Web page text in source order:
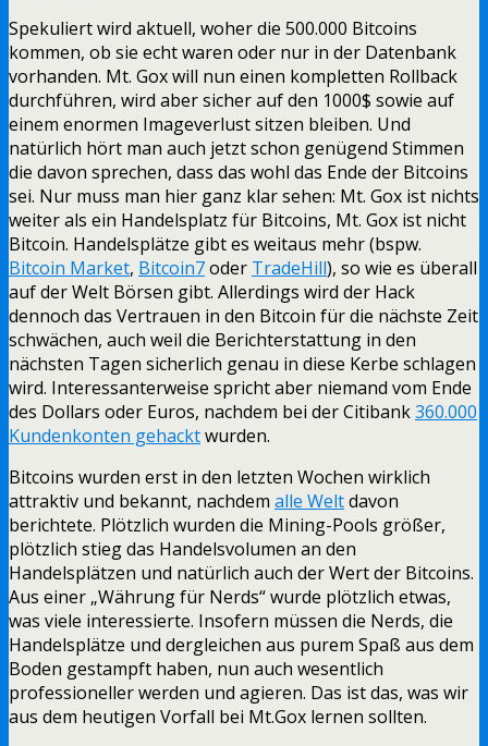
Spekuliert wird aktuell, woher die 500.000 Bitcoins
kommen, ob sie echt waren oder nur in der Datenbank
vorhanden. Mt. Gox will nun einen kompletten Rollback
durchführen, wird aber sicher auf den 1000$ sowie auf
einem enormen Imageverlust sitzen bleiben. Und
natürlich hört man auch jetzt schon genügend Stimmen
die davon sprechen, dass das wohl das Ende der Bitcoins
sei. Nur muss man hier ganz klar sehen: Mt. Gox ist nichts
weiter als ein Handelsplatz für Bitcoins, Mt. Gox ist nicht
Bitcoin. Handelsplätze gibt es weitaus mehr (bspw.
Bitcoin Market, Bitcoin7oder TradeHill), so wie es überall
auf der Welt Börsen gibt. Allerdings wird der Hack
dennoch das Vertrauen in den Bitcoin für die nächste Zeit
schwächen, auch weil die Berichterstattung in den
nächsten Tagen sicherlich genau in diese Kerbe schlagen
wird. Interessanterweise spricht aber niemand vom Ende
des Dollars oder Euros, nachdem bei der Citibank360.000
Kundenkonten gehacktwurden.
Bitcoins wurden erst in den letzten Wochen wirklich
attraktiv und bekannt, nachdem alle Weltdavon
berichtete. Plötzlich wurden die Mining-Pools größer,
plötzlich stieg das Handelsvolumen an den
Handelsplätzen und natürlich auch der Wert der Bitcoins.
Aus einer „Währung für Nerds“ wurde plötzlich etwas,
was viele interessierte. Insofern müssen die Nerds, die
Handelsplätze und dergleichen aus purem Spaß aus dem
Boden gestampft haben, nun auch wesentlich
professioneller werden und agieren. Das ist das, was wir
aus dem heutigen Vorfall bei Mt.Gox lernen sollten.